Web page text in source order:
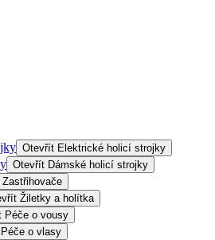
Otevřít Elektrické holicí strojky
Otevřít Dámské holicí strojky
Zastřihovače
Žiletky a holítka
Péče o vousy
Péče o vlasy